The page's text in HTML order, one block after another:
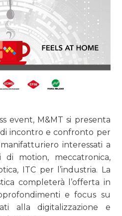
event, M&MT si presenta
incontro e confronto per
interessati a
di motion, meccatronica,
ITC per l’industria. La
completerà l’offerta in
e focus su
alla digitalizzazione e